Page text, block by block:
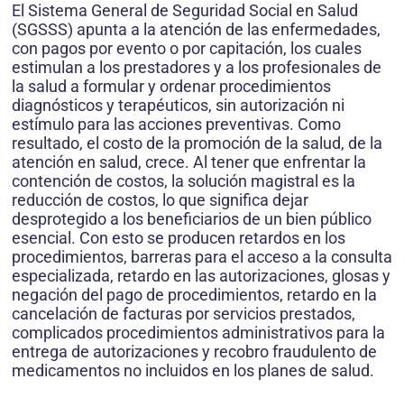
El Sistema General de Seguridad Social en Salud
(SGSSS) apunta a la atención de las enfermedades,
con pagos por evento o por capitación, los cuales
estimulan a los prestadores y a los profesionales de
la salud a formular y ordenar procedimientos
diagnósticos y terapéuticos, sin autorización ni
estímulo para las acciones preventivas. Como
resultado, el costo de la promoción de la salud, de la
atención en salud, crece. Al tener que enfrentar la
contención de costos, la solución magistral es la
reducción de costos, lo que significa dejar
desprotegido a los beneficiarios de un bien público
esencial. Con esto se producen retardos en los
procedimientos, barreras para el acceso a la consulta
especializada, retardo en las autorizaciones, glosas y
negación del pago de procedimientos, retardo en la
cancelación de facturas por servicios prestados,
complicados procedimientos administrativos para la
entrega de autorizaciones y recobro fraudulento de
medicamentos no incluidos en los planes de salud.